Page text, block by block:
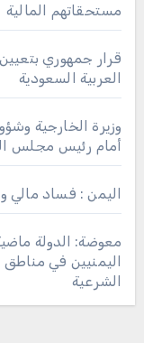
مستحقاتهم المالية
قرار جمهوري
العربية السعودية
وزيرة الخارجية
أمام رئيس مجلس
اليمن : فساد مالي
معوضة: الدولة
اليمنيين في مناطق
الشرعية